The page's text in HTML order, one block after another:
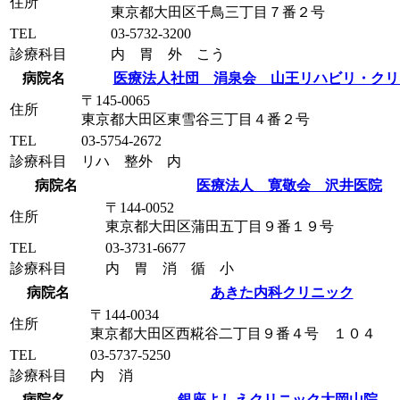
東京都大田区千鳥三丁目７番２号
TEL
03-5732-3200
診療科目
内 胃 外 こう
病院名
医療法人社団 涓泉会 山王リハビリ・クリ
住所
〒145-0065
東京都大田区東雪谷三丁目４番２号
TEL
03-5754-2672
診療科目
リハ 整外 内
病院名
医療法人 寛敬会 沢井医院
住所
〒144-0052
東京都大田区蒲田五丁目９番１９号
TEL
03-3731-6677
診療科目
内 胃 消 循 小
病院名
あきた内科クリニック
住所
〒144-0034
東京都大田区西糀谷二丁目９番４号 １０４
TEL
03-5737-5250
診療科目
内 消